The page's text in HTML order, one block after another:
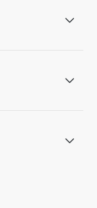
差，网站展示的